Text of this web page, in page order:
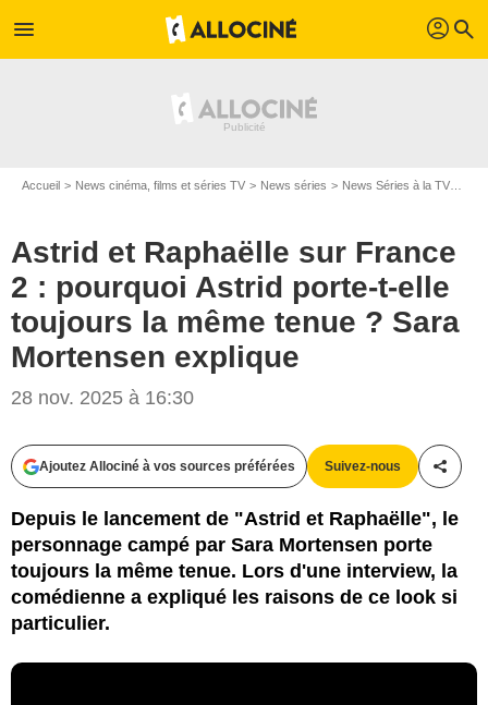
menu profil search
Accueil News cinéma, films et séries TV News séries News Séries à la TV
Astrid et Raphaëlle sur France
2 : pourquoi Astrid porte-t-elle
toujours la même tenue ? Sara
Mortensen explique
28 nov. 2025 à 16:30
Ajoutez Allociné à vos sources préférées Suivez-nous
Depuis le lancement de "Astrid et Raphaëlle", le
personnage campé par Sara Mortensen porte
toujours la même tenue. Lors d'une interview, la
comédienne a expliqué les raisons de ce look si
particulier.